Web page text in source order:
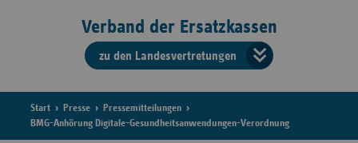
Verband der Ersatzkassen
zu den Landesvertretungen
der
Start Presse
Pressemitteilungen
BMG-Anhörung Digitale-Gesundheitsanwendungen-Verordnung